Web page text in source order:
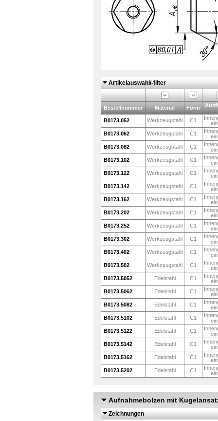
Artikelauswahl/-filter
Bestellnummer Material Form
B0173.052 Werkzeugstahl C1
B0173.062
Werkzeugstahl C1
B0173.082
Werkzeugstahl C1
B0173.102
Werkzeugstahl C1
B0173.122
Werkzeugstahl C1
B0173.142
Werkzeugstahl C1
B0173.162
Werkzeugstahl C1
B0173.202
Werkzeugstahl C1
B0173.252
Werkzeugstahl C1
B0173.302
Werkzeugstahl C1
B0173.402
Werkzeugstahl C1
B0173.502
Werkzeugstahl C1
B0173.5052
Edelstahl C1
B0173.5062
Edelstahl C1
B0173.5082
Edelstahl C1
B0173.5102
Edelstahl C1
B0173.5122
Edelstahl C1
B0173.5142
Edelstahl C1
B0173.5162
Edelstahl C1
B0173.5202
Edelstahl C1
Aufnahmebolzen mit
Zeichnungen